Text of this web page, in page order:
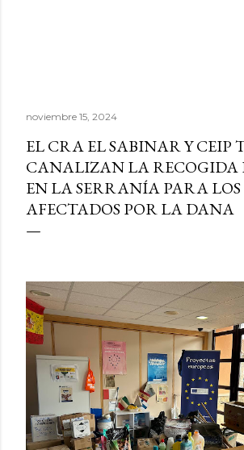
noviembre 15, 2024
EL CRA EL SABINAR Y CEIP
CANALIZAN LA RECOGIDA
EN LA SERRANÍA PARA LOS
AFECTADOS POR LA DANA